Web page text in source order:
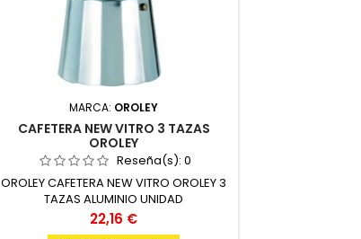
MARCA: OROLEY
CAFETERA NEW VITRO 3 TAZAS
OROLEY
Reseña(s): 0
OROLEY CAFETERA NEW VITRO OROLEY 3
TAZAS ALUMINIO UNIDAD
Precio
22,16 €